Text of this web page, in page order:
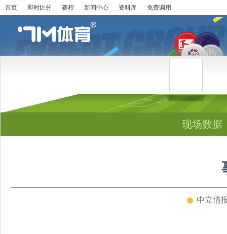
首页 即时比分 赛程 新闻中心 资料库 免费调用
现场数据
中立情